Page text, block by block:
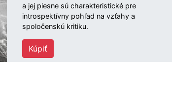
a jej piesne sú charakteristické pre
introspektívny pohľad na vzťahy a
spoločenskú kritiku.
Kúpiť